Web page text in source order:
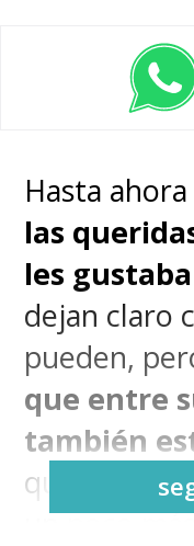
Hasta ahora
las
les
dejan claro
pueden,
que entre
también
que de
un poco